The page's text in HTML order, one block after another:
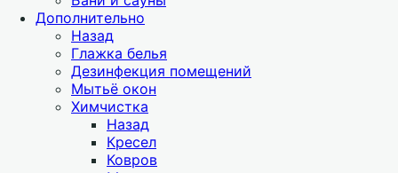
Дополнительно
Назад
Глажка белья
Дезинфекция помещений
Мытьё окон
Химчистка
Назад
Кресел
Ковров